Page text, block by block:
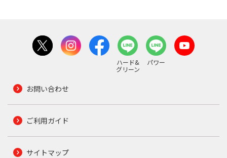
ハード&
グリーン
パワー
お問い合わせ
ご利用ガイド
サイトマップ